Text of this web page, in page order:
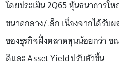
โดยประเมิน 2Q65 หุ้นธนาคารใ
ขนาดกลาง/เล็ก เนื่องจากได้รับ
ของธุรกิจฝั่งตลาดทุนน้อยกว่า ข
ดีและ Asset Yield ปรับตัวขึ้น